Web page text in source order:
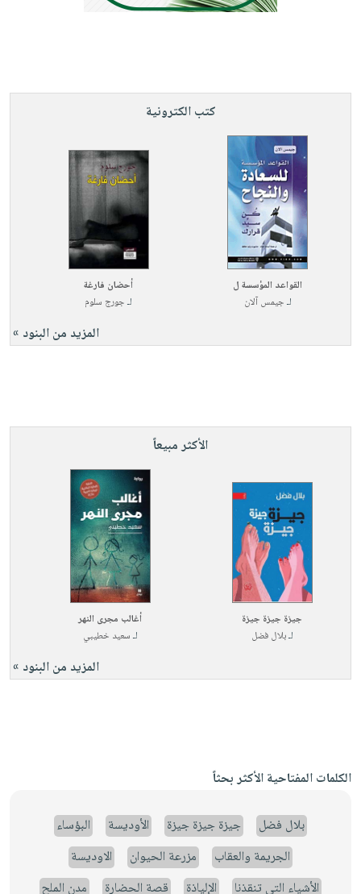
كتب الكترونية
القواعد المؤسسة ل
لـجيمس آلان
أحضان فارغة
لـجورج سلوم
المزيد من البنود »
الأكثر مبيعاً
جيزة جيزة جيزة
لـبلال فضل
أغالب مجرى النهر
لـسعيد خطيبي
المزيد من البنود »
الكلمات المفتاحية الأكثر بحثاً
بلال فضل جيزة جيزة جيزة الأوديسة
البؤساء
الجريمة والعقاب
مزرعة الحيوان
الاوديسة
الأشياء التي تنقذنا
الإلياذة قصة الحضارة مدن الملح